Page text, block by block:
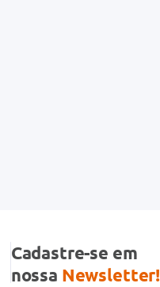
Cadastre-se em
nossa Newsletter!